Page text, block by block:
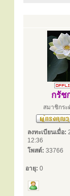
กรัช
สมาชิกระ
ลงทะเบียนเมื่อ:
12:36
โพสต์: 33766
อายุ: 0